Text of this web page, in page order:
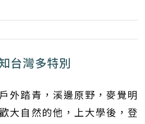
台灣多特別
外踏青，溪邊原野，麥覺明
大自然的他，上大學後，登